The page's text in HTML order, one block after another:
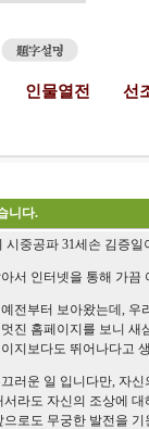
인물열전 선
니다.
시중공파 31세손 김증일
서 인터넷을 통해 가끔
전부터 보아왔는데,
진 홈페이지를 보니
지보다도 뛰어나다고
러운 일 입니다만, 자
서라도 자신의 조상에
로도 무궁한 발전을 기